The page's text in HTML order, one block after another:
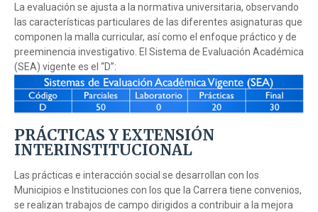
La evaluación se ajusta a la normativa universitaria, observando
las características particulares de las diferentes asignaturas que
componen la malla curricular, así como el enfoque práctico y de
preeminencia investigativo. El Sistema de Evaluación Académica
(SEA) vigente es el “D”:
PRÁCTICAS Y EXTENSIÓN
INTERINSTITUCIONAL
Las prácticas e interacción social se desarrollan con los
Municipios e Instituciones con los que la Carrera tiene convenios,
se realizan trabajos de campo dirigidos a contribuir a la mejora